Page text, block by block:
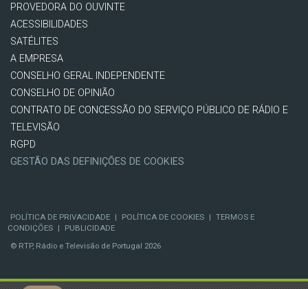
PROVEDORA DO OUVINTE
ACESSIBILIDADES
SATÉLITES
A EMPRESA
CONSELHO GERAL INDEPENDENTE
CONSELHO DE OPINIÃO
CONTRATO DE CONCESSÃO DO SERVIÇO PÚBLICO DE RÁDIO E
TELEVISÃO
RGPD
GESTÃO DAS DEFINIÇÕES DE COOKIES
POLÍTICA DE PRIVACIDADE | POLÍTICA DE COOKIES | TERMOS E
CONDIÇÕES |
PUBLICIDADE
© RTP, Rádio e Televisão de Portugal 2026